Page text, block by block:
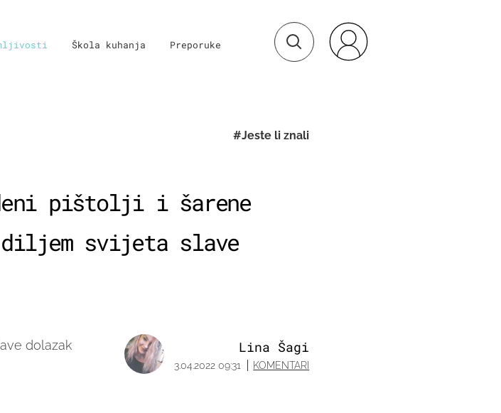
Škola kuhanja Preporuke
#Jeste li znali
pištolji i šarene
diljem svijeta slave
dolazak
Lina Šagi
3.04.2022 09:31 KOMENTARI